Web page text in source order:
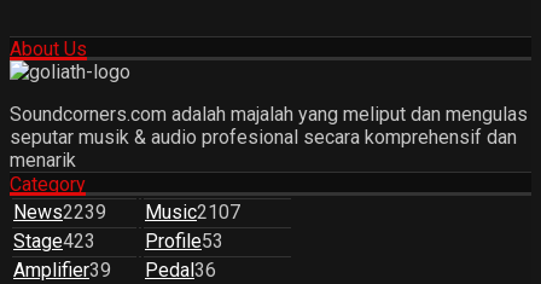
About Us
Soundcorners.com adalah majalah yang meliput dan mengulas
seputar musik & audio profesional secara komprehensif dan
menarik
Category
News2239 Music2107
Stage423 Profile53
Amplifier39 Pedal 36